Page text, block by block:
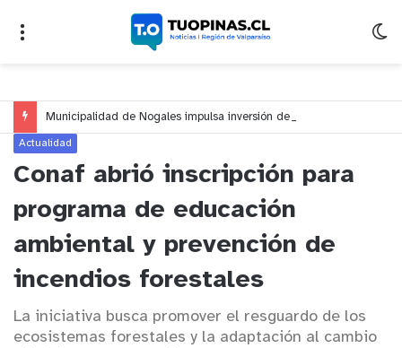
Actualidad
Conaf abrió inscripción para
programa de educación
ambiental y prevención de
incendios forestales
La iniciativa busca promover el resguardo de los
ecosistemas forestales y la adaptación al cambio